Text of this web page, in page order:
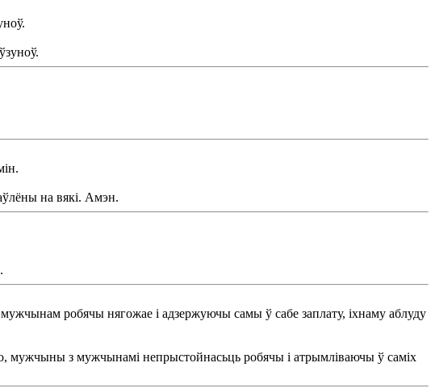
на вякі. Амэн.
робячы нягожае і адзержуючы самы ў сабе заплату, іхнаму аблуду
мужчыны з мужчынамі непрыстойнасьць робячы і атрымліваючы ў саміх